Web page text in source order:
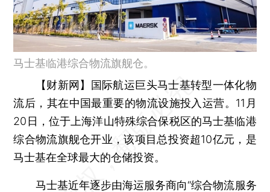
马士基临港综合物流旗舰仓。
【财新网】 国际航运巨头马士基转型一体化物
流后，其在中国最重要的物流设施投入运营。11月
20日，位于上海洋山特殊综合保税区的马士基临港
综合物流旗舰仓开业，该项目总投资超10亿元，是
马士基在全球最大的仓储投资。
马士基近年逐步由海运服务商向“综合物流服务